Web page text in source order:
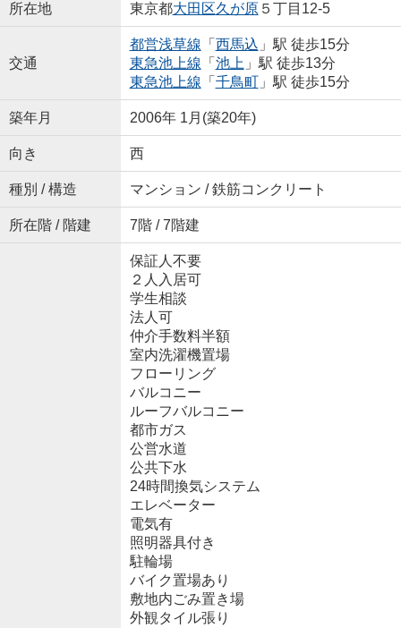
所在地 東京都大田区久が原５丁目12-5
交通
都営浅草線 「 西馬込 」駅 徒歩15分
東急池上線 「 池上 」駅 徒歩13分
東急池上線 「 千鳥町」駅 徒歩15分
築年月 2006年 1月(築20年)
向き 西
種別 / 構造 マンション / 鉄筋コンクリート
所在階 / 階建 7階 / 7階建
保証人不要
２人入居可
学生相談
法人可
仲介手数料半額
室内洗濯機置場
フローリング
バルコニー
ルーフバルコニー
都市ガス
公営水道
公共下水
24時間換気システム
エレベーター
電気有
照明器具付き
駐輪場
バイク置場あり
敷地内ごみ置き場
外観タイル張り